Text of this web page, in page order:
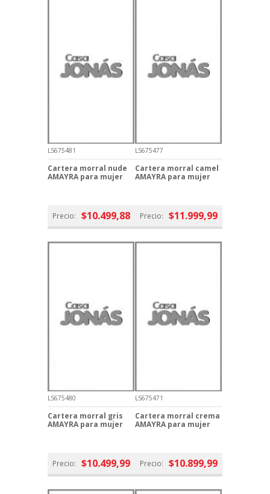
LS675481
Cartera morral nude
AMAYRA para mujer
Precio: $10.499,88
LS675477
Cartera morral camel
AMAYRA para mujer
Precio: $11.999,99
LS675480
Cartera morral gris
AMAYRA para mujer
Precio: $10.499,99
LS675471
Cartera morral crema
AMAYRA para mujer
Precio: $10.899,99